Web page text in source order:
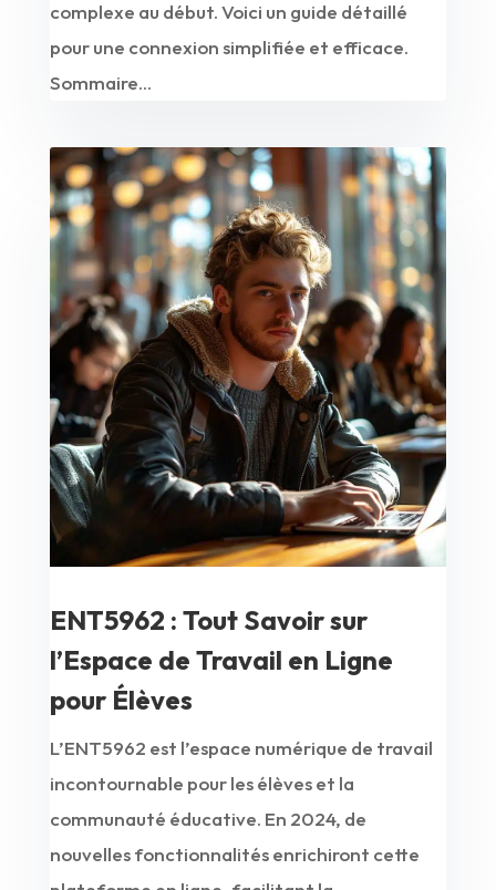
complexe au début. Voici un guide détaillé
pour une connexion simplifiée et efficace.
Sommaire...
ENT5962 : Tout Savoir sur
l’Espace de Travail en Ligne
pour Élèves
L’ENT5962 est l’espace numérique de travail
incontournable pour les élèves et la
communauté éducative. En 2024, de
nouvelles fonctionnalités enrichiront cette